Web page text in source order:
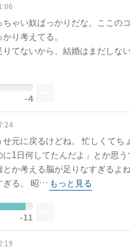
ゃい奴ばっかりだな。ここの
り考えてる。
てないから、結婚はまだしな
-4
元に戻るけどね。 忙しくてち
に1日何してたんだよ」とか思
か考える脳が足りなすぎるよ
ぎる。 昭… もっと見る
-11